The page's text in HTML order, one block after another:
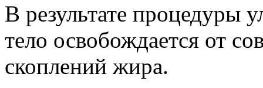
В результате процедуры
тело освобождается от
скоплений жира.